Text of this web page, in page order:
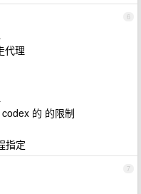
6
代理
的 的限制
指定
7